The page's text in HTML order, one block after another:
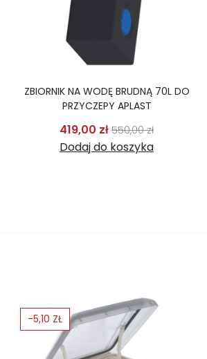
ZBIORNIK NA WODĘ BRUDNĄ 70L DO
PRZYCZEPY APLAST
419,00 złCena podstawowa
550,00 złCena
Dodaj do koszyka
-5,10 ZŁ